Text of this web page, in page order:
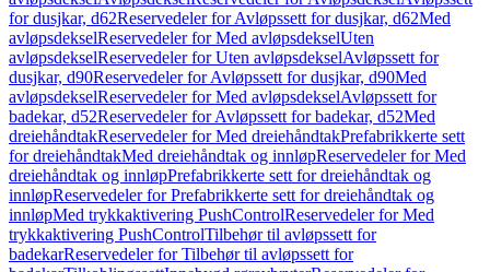
for dusjkar, d62Reservedeler for Avløpssett for dusjkar, d62Med
avløpsdekselReservedeler for Med avløpsdekselUten
avløpsdekselReservedeler for Uten avløpsdekselAvløpssett for
dusjkar, d90Reservedeler for Avløpssett for dusjkar, d90Med
avløpsdekselReservedeler for Med avløpsdekselAvløpssett for
badekar, d52Reservedeler for Avløpssett for badekar, d52Med
dreiehåndtakReservedeler for Med dreiehåndtakPrefabrikkerte sett
for dreiehåndtakMed dreiehåndtak og innløpReservedeler for Med
dreiehåndtak og innløpPrefabrikkerte sett for dreiehåndtak og
innløpReservedeler for Prefabrikkerte sett for dreiehåndtak og
innløpMed trykkaktivering PushControlReservedeler for Med
trykkaktivering PushControlTilbehør til avløpssett for
badekarReservedeler for Tilbehør til avløpssett for